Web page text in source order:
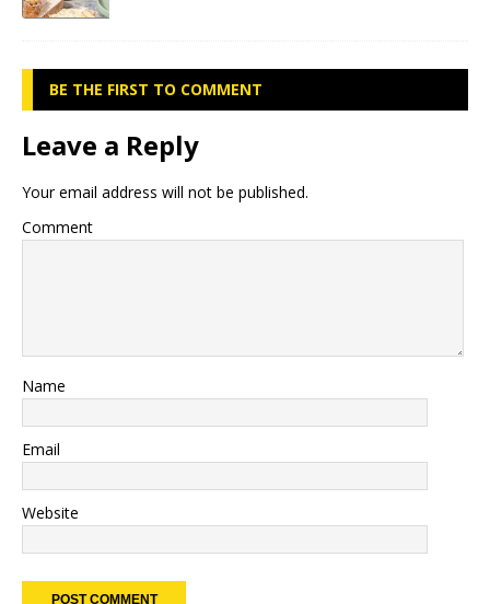
BE THE FIRST TO COMMENT
Leave a Reply
Your email address will not be published.
Comment
Name
Email
Website